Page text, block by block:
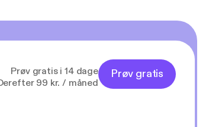
Prøv gratis i 14 dage
99 kr. / måned
Prøv gratis